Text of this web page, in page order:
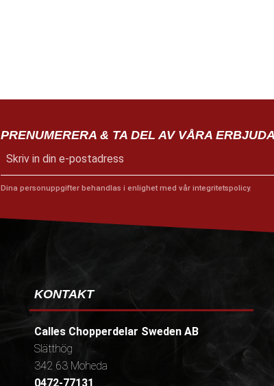
PRENUMERERA & TA DEL AV VÅRA
Dina personuppgifter behandlas i enlighet med vår integritetspolicy.
KONTAKT
Calles Chopperdelar Sweden AB
Slätthög
342 63 Moheda
0472-77131